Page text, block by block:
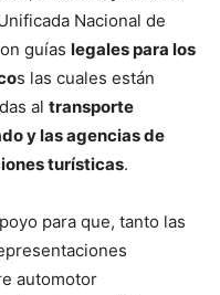
Nacional de
guías legales para los
s las cuales están
al transporte
y las agencias de
turísticas.
para que, tanto las
automotor